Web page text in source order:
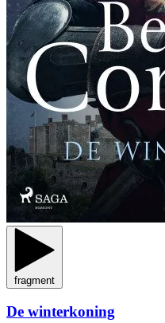
fragment
De winterkoning